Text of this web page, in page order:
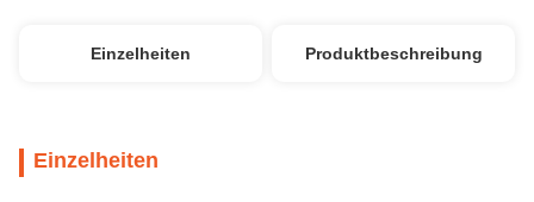
Einzelheiten Produktbeschreibung
Einzelheiten